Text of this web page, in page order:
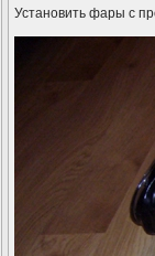
Установить фары с